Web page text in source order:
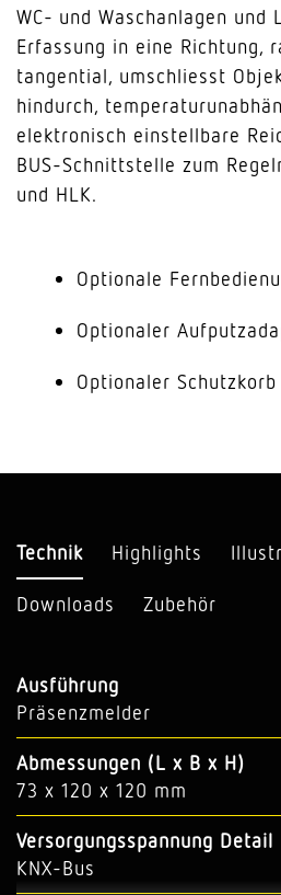
WC- und Waschanlagen und
Erfassung in eine Richtung,
tangential, umschliesst
hindurch,
elektronisch einstellbare
BUS-Schnittstelle zum
und HLK.
Optionale
Optionaler
Optionaler Schutzkorb
Technik Highlights
Downloads Zubehör
Ausführung
Präsenzmelder
Abmessungen (L x B x H)
73 x 120 x 120 mm
Versorgungsspannung Detail
KNX-Bus